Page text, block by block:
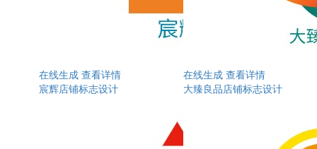
在线生成 查看详情
宸辉店铺标志设计
在线生成 查看详情
大臻良品店铺标志设计